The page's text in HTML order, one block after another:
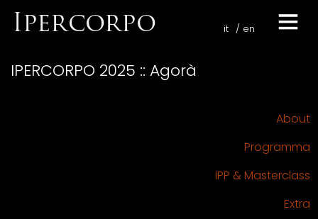
it en
IPERCORPO 2025 :: Agorà
About
Programma
IPP & Masterclass
Extra